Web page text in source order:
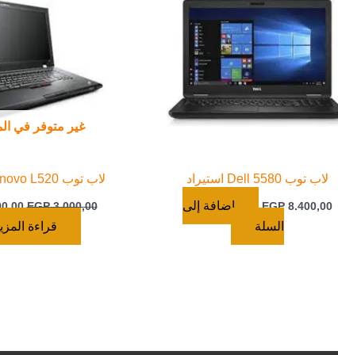
لاب توب Dell 5580 استيراد
EGP 8.400,00
إضافة إلى
السلة
غير متوفر في
لاب توب Lenovo L520 استيراد
EGP3.000,00
قراءة